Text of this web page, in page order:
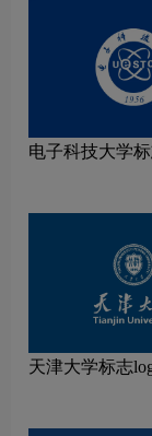
电子科技大学
天津大学标志